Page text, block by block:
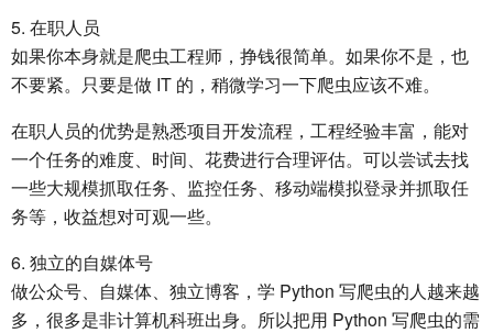
5. 在职人员
如果你本身就是爬虫工程师，挣钱很简单。如果你不是，也
不要紧。只要是做 IT 的，稍微学习一下爬虫应该不难。
在职人员的优势是熟悉项目开发流程，工程经验丰富，能对
一个任务的难度、时间、花费进行合理评估。可以尝试去找
一些大规模抓取任务、监控任务、移动端模拟登录并抓取任
务等，收益想对可观一些。
6. 独立的自媒体号
做公众号、自媒体、独立博客，学 Python 写爬虫的人越来越
多，很多是非计算机科班出身。所以把用 Python 写爬虫的需